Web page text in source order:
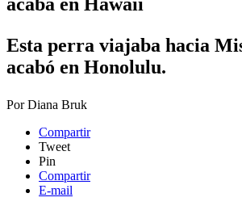
Esta perra viajaba hacia
acabó en Honolulu.​
PorDiana Bruk
Compartir
Tweet
Pin
Compartir
E-mail